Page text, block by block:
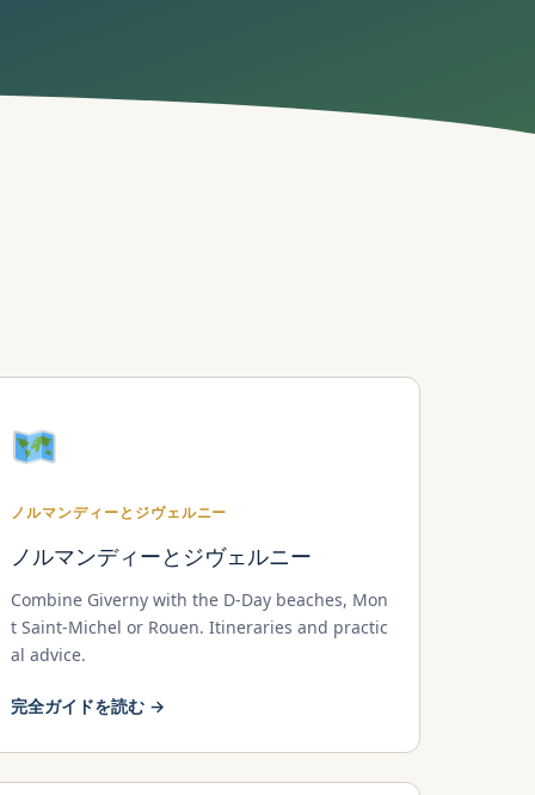
ノルマンディーとジヴェルニー
ノルマンディーとジヴェルニー
Combine Giverny with the D-Day beaches, Mon
t Saint-Michel or Rouen. Itineraries and practic
al advice.
完全ガイドを読む →